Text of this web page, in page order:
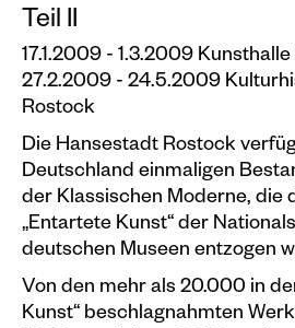
Events calendar
Information
Programm
Kunstvermittlung &
Museumspädagogik
Exhibitions
Current
Teil II
17.1.2009 - 1.3.2009
27.2.2009 - 24.5.2009
Rostock
Die Hansestadt Rostock
Deutschland einmaligen
der Klassischen Moderne, die
„Entartete Kunst“ der
deutschen Museen entzogen
Von den mehr als 20.000 in
Kunst“ beschlagnahmten